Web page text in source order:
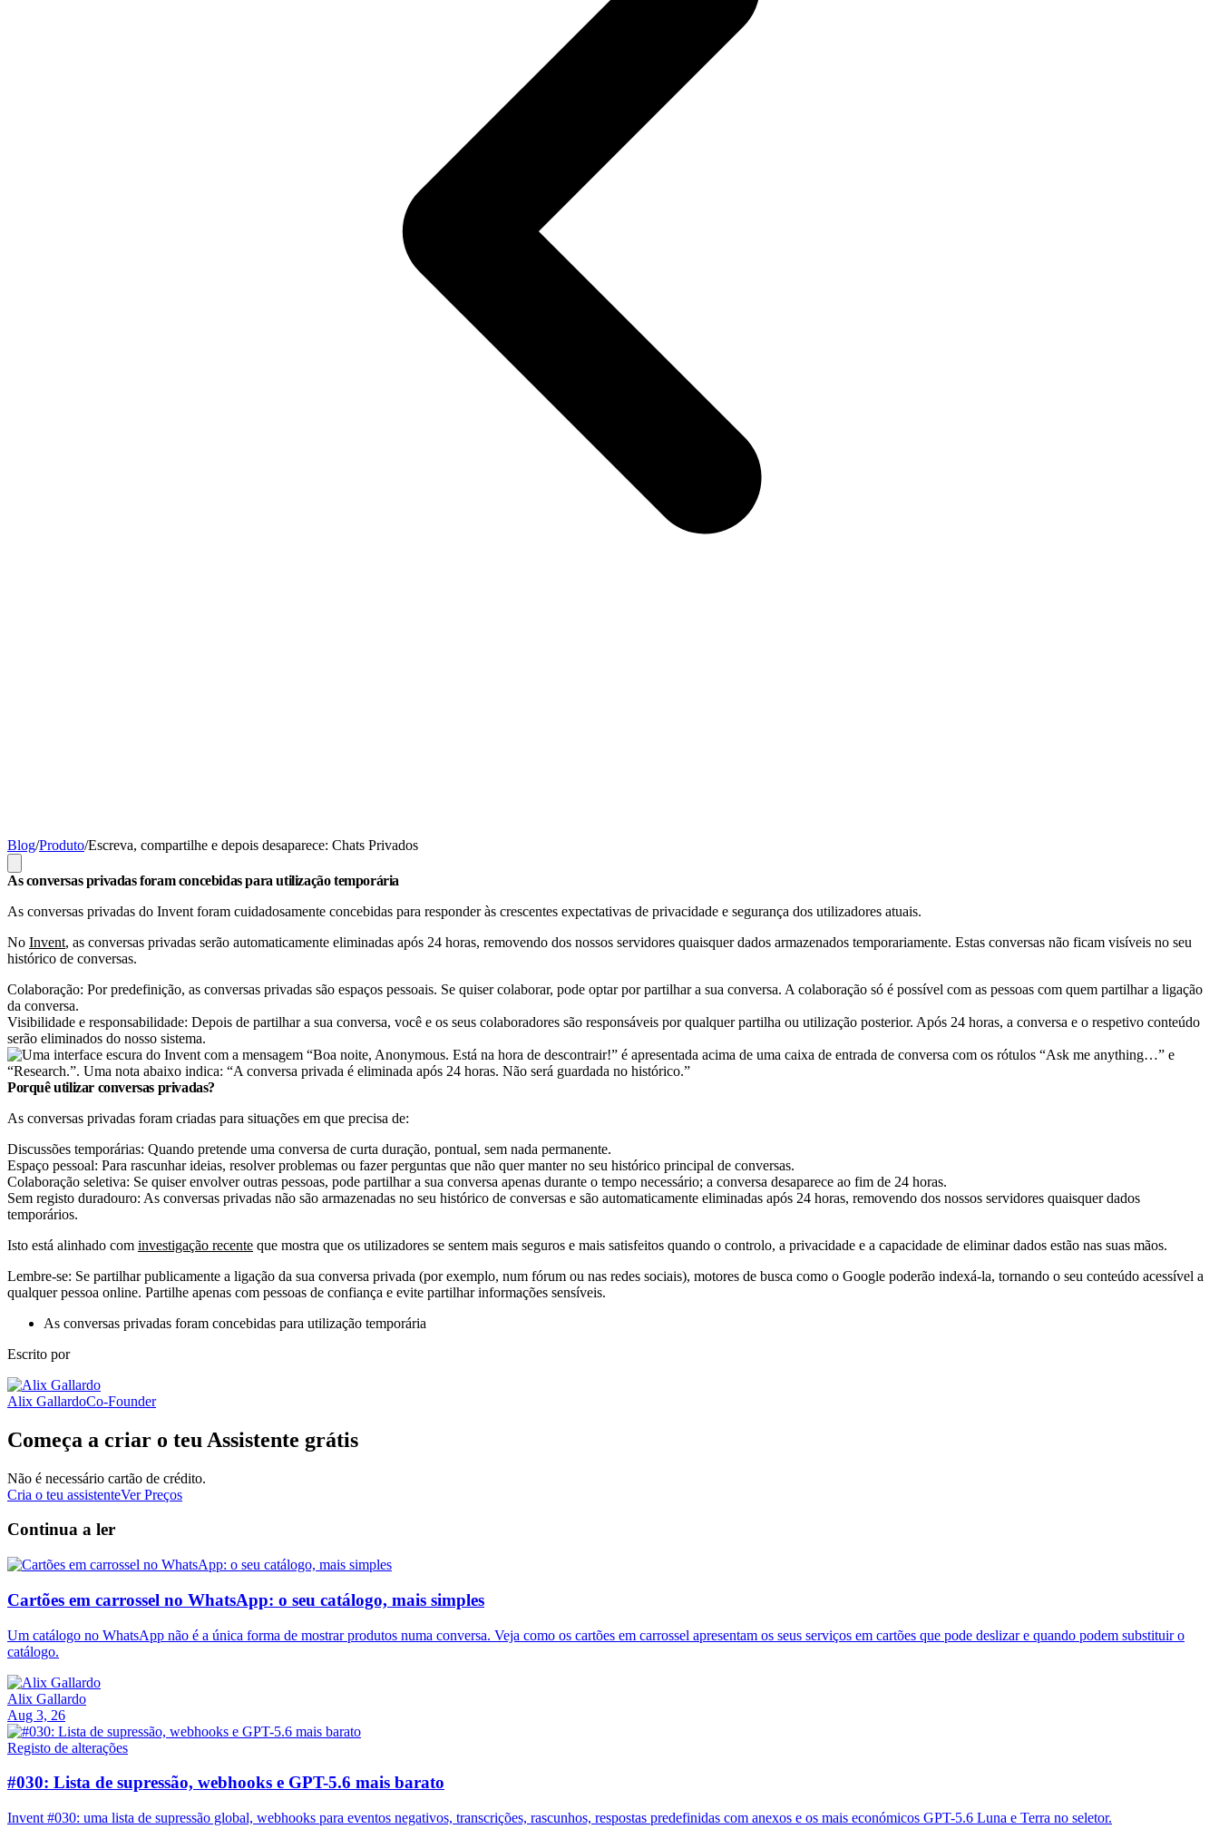
Blog/Produto/Escreva, compartilhe e depois desaparece: Chats Privados
As conversas privadas foram concebidas para utilização temporária
As conversas privadas do Invent foram cuidadosamente concebidas para responder às crescentes expectativas de privacidade e segurança dos utilizadores atuais.
No Invent, as conversas privadas serão automaticamente eliminadas após 24 horas, removendo dos nossos servidores quaisquer dados armazenados temporariamente. Estas conversas não ficam visíveis no seu
histórico de conversas.
Colaboração: Por predefinição, as conversas privadas são espaços pessoais. Se quiser colaborar, pode optar por partilhar a sua conversa. A colaboração só é possível com as pessoas com quem partilhar a ligação
da conversa.
Visibilidade e responsabilidade: Depois de partilhar a sua conversa, você e os seus colaboradores são responsáveis por qualquer partilha ou utilização posterior. Após 24 horas, a conversa e o respetivo conteúdo
serão eliminados do nosso sistema.
Porquê utilizar conversas privadas?
As conversas privadas foram criadas para situações em que precisa de:
Discussões temporárias: Quando pretende uma conversa de curta duração, pontual, sem nada permanente.
Espaço pessoal: Para rascunhar ideias, resolver problemas ou fazer perguntas que não quer manter no seu histórico principal de conversas.
Colaboração seletiva: Se quiser envolver outras pessoas, pode partilhar a sua conversa apenas durante o tempo necessário; a conversa desaparece ao fim de 24 horas.
Sem registo duradouro: As conversas privadas não são armazenadas no seu histórico de conversas e são automaticamente eliminadas após 24 horas, removendo dos nossos servidores quaisquer dados
temporários.
Isto está alinhado com investigação recente que mostra que os utilizadores se sentem mais seguros e mais satisfeitos quando o controlo, a privacidade e a capacidade de eliminar dados estão nas suas mãos.
Lembre-se: Se partilhar publicamente a ligação da sua conversa privada (por exemplo, num fórum ou nas redes sociais), motores de busca como o Google poderão indexá-la, tornando o seu conteúdo acessível a
qualquer pessoa online. Partilhe apenas com pessoas de confiança e evite partilhar informações sensíveis.
As conversas privadas foram concebidas para utilização temporária
Escrito por
Alix GallardoCo-Founder
Começa a criar o teu Assistente grátis
Não é necessário cartão de crédito.
Cria o teu assistenteVer Preços
Continua a ler
Cartões em carrossel no WhatsApp: o seu catálogo, mais simples
Um catálogo no WhatsApp não é a única forma de mostrar produtos numa conversa. Veja como os cartões em carrossel apresentam os seus serviços em cartões que pode deslizar e quando podem substituir o
catálogo.
Alix Gallardo
Aug 3, 26
Registo de alterações
#030: Lista de supressão, webhooks e GPT-5.6 mais barato
Invent #030: uma lista de supressão global, webhooks para eventos negativos, transcrições, rascunhos, respostas predefinidas com anexos e os mais económicos GPT-5.6 Luna e Terra no seletor.